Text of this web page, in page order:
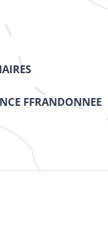
FFRANDONNEE